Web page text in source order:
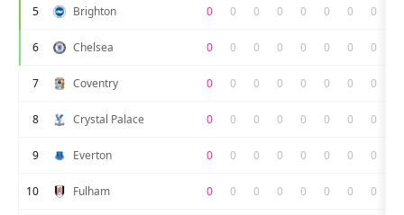
5 Brighton 0 0 0 0 0 0 0 0
6 Chelsea 0 0 0 0 0 0 0 0
7 Coventry 0 0 0 0 0 0 0 0
8 Crystal Palace 0 0 0 0 0 0 0 0
9 Everton 0 0 0 0 0 0 0 0
10 Fulham 0 0 0 0 0 0 0 0